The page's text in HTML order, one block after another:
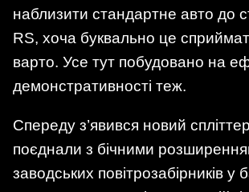
наблизити стандартне авто до
RS, хоча буквально це
варто. Усе тут побудовано на
демонстративності теж.
Спереду з’явився новий
поєднали з бічними
заводських повітрозабірників у